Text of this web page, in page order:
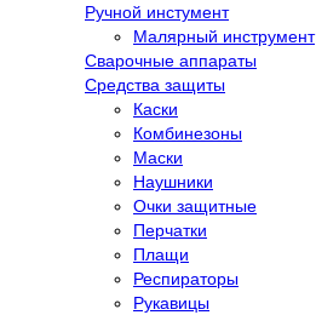
Ручной инстумент
Малярный инструмент
Сварочные аппараты
Средства защиты
Каски
Комбинезоны
Маски
Наушники
Очки защитные
Перчатки
Плащи
Респираторы
Рукавицы